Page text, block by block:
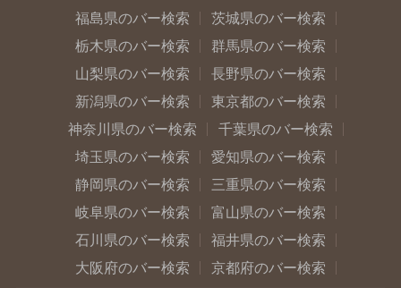
福島県のバー検索
茨城県のバー検索
栃木県のバー検索
群馬県のバー検索
山梨県のバー検索
長野県のバー検索
新潟県のバー検索
東京都のバー検索
神奈川県のバー検索
千葉県のバー検索
埼玉県のバー検索
愛知県のバー検索
静岡県のバー検索
三重県のバー検索
岐阜県のバー検索
富山県のバー検索
石川県のバー検索
福井県のバー検索
大阪府のバー検索
京都府のバー検索